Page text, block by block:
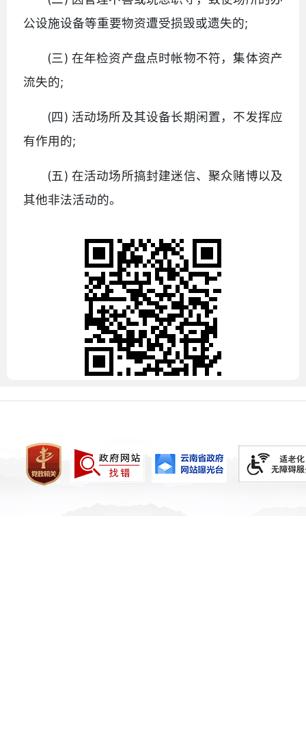
公设施设备等重要物资遭受损毁或遗失的;
(三) 在年检资产盘点时帐物不符，集体资产
流失的;
(四) 活动场所及其设备长期闲置，不发挥应
有作用的;
(五) 在活动场所搞封建迷信、聚众赌博以及
其他非法活动的。